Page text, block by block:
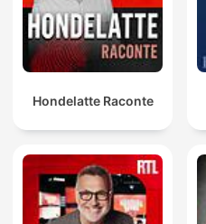
Hondelatte Raconte